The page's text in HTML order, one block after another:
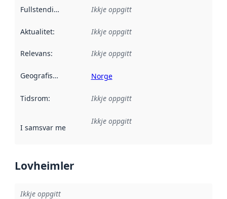
Fullstendigheit Ikkje oppgitt
Aktualitet: Ikkje oppgitt
Relevans: Ikkje oppgitt
Geografisk område Norge
Tidsrom: Ikkje oppgitt
I samsvar med Referanse til ei implementeringsregel eller
Ikkje oppgitt
Lovheimler
Ikkje oppgitt